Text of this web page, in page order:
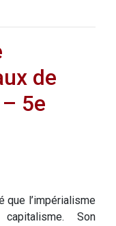
de
5e
que l’impérialisme
Son